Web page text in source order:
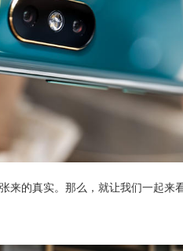
来的真实。那么，就让我们一起